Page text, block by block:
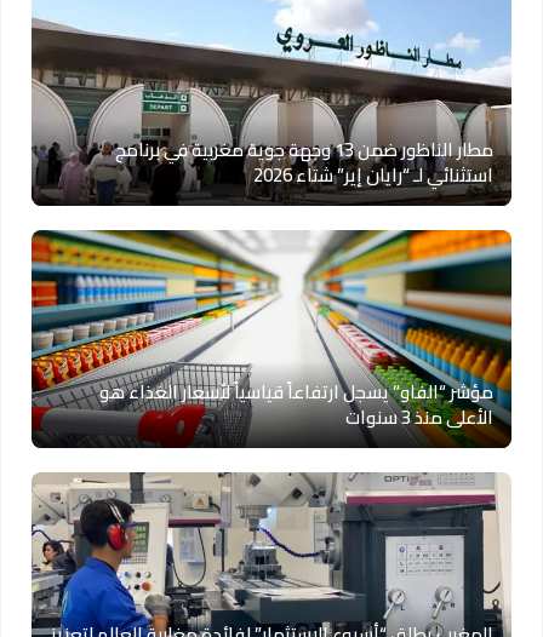
مطار الناظور ضمن 13 وجهة جوية مغربية في برنامج
استثنائي لـ “رايان إير” شتاء 2026
مؤشر “الفاو” يسجل ارتفاعاً قياسياً لأسعار الغذاء هو
الأعلى منذ 3 سنوات